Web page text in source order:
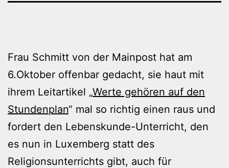
Frau Schmitt von der Mainpost hat am
6.Oktober offenbar gedacht, sie haut mit
ihrem Leitartikel „Werte gehören auf den
Stundenplan“ mal so richtig einen raus und
fordert den Lebenskunde-Unterricht, den
es nun in Luxemberg statt des
Religionsunterrichts gibt, auch für